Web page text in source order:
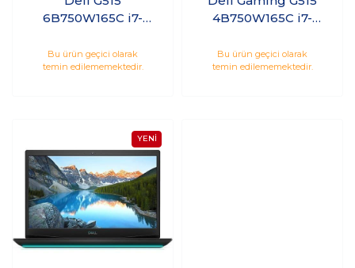
6B750W165C i7-
SSD 6GB RTX2060
15.6 144Hz Windows
Bu ürün geçici olarak
temin edilememektedir.
4B750W165C i7-
SSD 6GB GTX1660Ti
15.6 144Hz Windows
Bu ürün geçici olarak
temin edilememektedir.